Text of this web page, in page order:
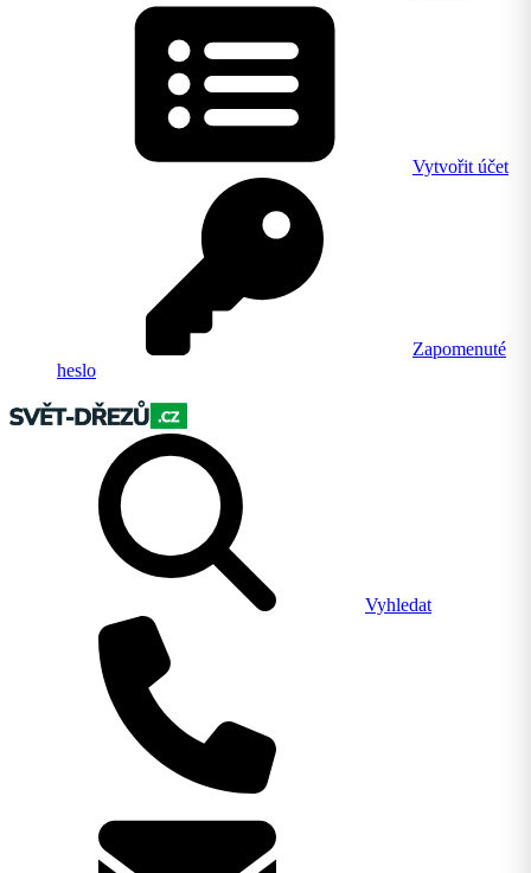
Vytvořit účet
Zapomenuté
heslo
Vyhledat